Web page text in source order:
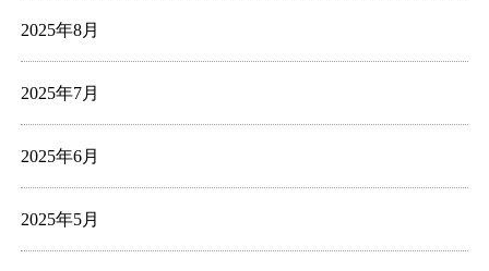
2025年8月
2025年7月
2025年6月
2025年5月